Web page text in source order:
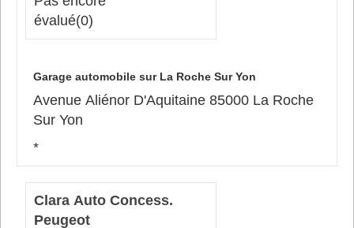
évalué(0)
Garage automobile sur La Roche Sur Yon
Avenue Aliénor D'Aquitaine 85000 La Roche
Sur Yon
*
Clara Auto Concess.
Peugeot